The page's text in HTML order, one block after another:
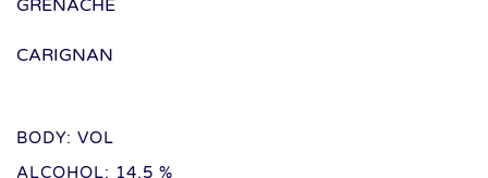
GRENACHE
CARIGNAN
BODY: VOL
ALCOHOL: 14,5 %